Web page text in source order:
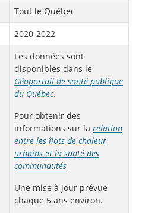
Tout le Québec
2020-2022
Les données sont
disponibles dans le
Géoportail de santé publique
du Québec.
Pour obtenir des
informations sur la relation
entre les îlots de chaleur
urbains et la santé des
communautés
Une mise à jour prévue
chaque 5 ans environ.